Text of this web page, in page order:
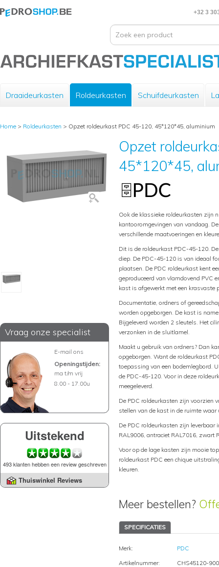
+32 3
Draaideurkasten Roldeurkasten Schuifdeurkasten
Home > Roldeurkasten > Opzet roldeurkast PDC 45-120, 45*120*45, aluminium
Vraag onze specialist
E-mail ons
Openingstijden:
ma t/m vrij
8.00 - 17.00u
Uitstekend
493 klanten hebben een review geschreven
Thuiswinkel Reviews
Opzet
45*120*45,
Ook de klassieke roldeurkasten zijn
kantooromgevingen van vandaag.
verschillende maatvoeringen en
Dit is de roldeurkast PDC-45-120.
diep. De PDC-45-120 is van ideaal
plaatsen. De PDC roldeurkast kent
geproduceerd van vlamdovend PVC
kast is afgewerkt met een krasvaste
Documentatie, ordners of
worden opgeborgen. De kast is
Bijgeleverd worden 2 sleutels. Het
verzonken in de sluitlamel.
Maakt u gebruik van ordners? Dan
opgeborgen. Want de roldeurkast
toepassing van een bodemlegbord.
de PDC-45-120. Voor in deze
meegeleverd.
De PDC roldeurkasten zijn voorzien
stellen van de kast in de ruimte
De PDC roldeurkasten zijn
RAL9006, antraciet RAL7016, zwart
Voor op de lage kasten zijn mooie
roldeurkast PDC een chique
kleuren.
Meer bestellen?
SPECIFICATIES
Merk:
PDC
Artikelnummer:
CHS45120-